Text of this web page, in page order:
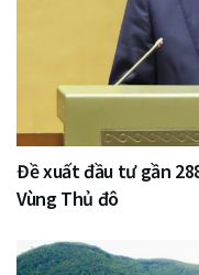
Đề xuất đầu tư gần
Vùng Thủ đô